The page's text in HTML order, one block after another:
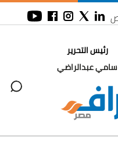
رئيس التحرير
سامي عبدالراضي